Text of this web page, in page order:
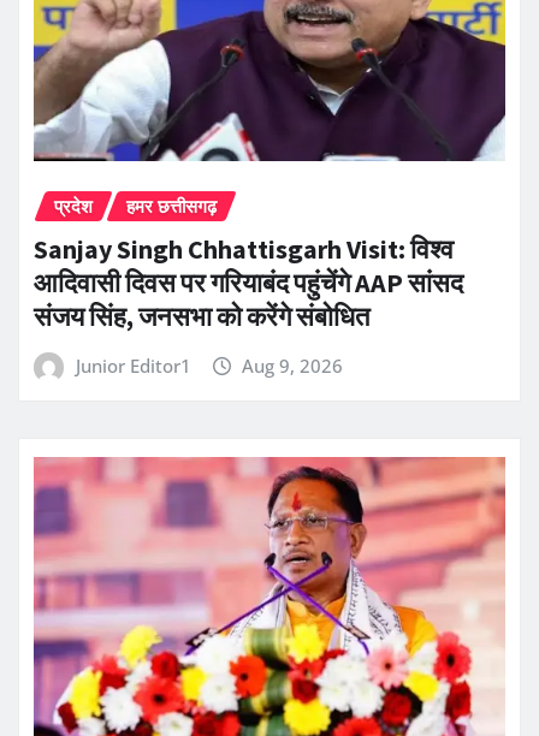
प्रदेश हमर छत्तीसगढ़
Sanjay Singh Chhattisgarh Visit: विश्व
आदिवासी दिवस पर गरियाबंद पहुंचेंगे AAP सांसद
संजय सिंह, जनसभा को करेंगे संबोधित
Junior Editor1 Aug 9, 2026